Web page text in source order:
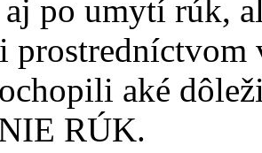
po umytí rúk,
prostredníctvom
aké
RÚK.